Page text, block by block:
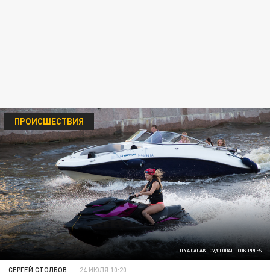
ILYA GALAKHOV/GLOBAL LOOK PRESS
ПРОИСШЕСТВИЯ
СЕРГЕЙ СТОЛБОВ 24 ИЮЛЯ 10:20